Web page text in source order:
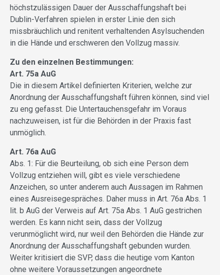
höchstzulässigen Dauer der Ausschaffungshaft bei
Dublin-Verfahren spielen in erster Linie den sich
missbräuchlich und renitent verhaltenden Asylsuchenden
in die Hände und erschweren den Vollzug massiv.
Zu den einzelnen Bestimmungen:
Art. 75a AuG
Die in diesem Artikel definierten Kriterien, welche zur
Anordnung der Ausschaffungshaft führen können, sind viel
zu eng gefasst. Die Untertauchensgefahr im Voraus
nachzuweisen, ist für die Behörden in der Praxis fast
unmöglich.
Art. 76a AuG
Abs. 1: Für die Beurteilung, ob sich eine Person dem
Vollzug entziehen will, gibt es viele verschiedene
Anzeichen, so unter anderem auch Aussagen im Rahmen
eines Ausreisegespräches. Daher muss in Art. 76a Abs. 1
lit. b AuG der Verweis auf Art. 75a Abs. 1 AuG gestrichen
werden. Es kann nicht sein, dass der Vollzug
verunmöglicht wird, nur weil den Behörden die Hände zur
Anordnung der Ausschaffungshaft gebunden wurden.
Weiter kritisiert die SVP, dass die heutige vom Kanton
ohne weitere Voraussetzungen angeordnete